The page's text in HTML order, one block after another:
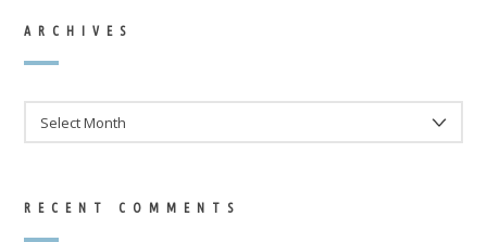
ARCHIVES
RECENT COMMENTS